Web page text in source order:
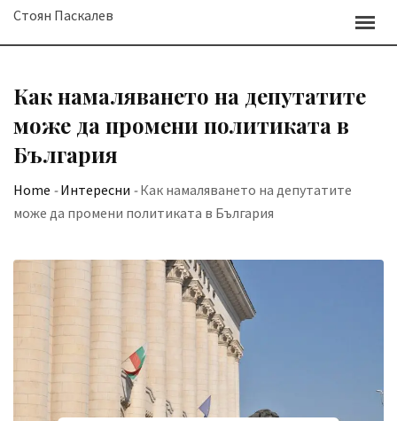
SkipСтоян Паскалев
Как намаляването на депутатите
може да промени политиката в
България
Home -Интересни -Как намаляването на депутатите
може да промени политиката в България